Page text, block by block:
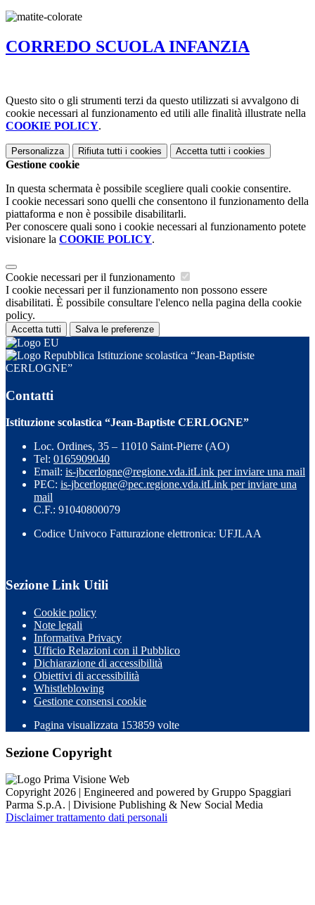
CORREDO SCUOLA INFANZIA
Questo sito o gli strumenti terzi da questo utilizzati si avvalgono di
cookie necessari al funzionamento ed utili alle finalità illustrate nella
COOKIE POLICY.
Personalizza Rifiuta tutti i cookies Accetta tutti i cookies
Gestione cookie
In questa schermata è possibile scegliere quali cookie consentire.
I cookie necessari sono quelli che consentono il funzionamento della
piattaforma e non è possibile disabilitarli.
Per conoscere quali sono i cookie necessari al funzionamento potete
visionare la COOKIE POLICY.
Cookie necessari per il funzionamento
I cookie necessari per il funzionamento non possono essere
disabilitati. È possibile consultare l'elenco nella pagina della cookie
policy.
Accetta tutti Salva le preferenze
Istituzione scolastica “Jean-Baptiste
CERLOGNE”
Contatti
Istituzione scolastica “Jean-Baptiste CERLOGNE”
Loc. Ordines, 35 – 11010 Saint-Pierre (AO)
Tel: 0165909040
Email: is-jbcerlogne@regione.vda.itLink per inviare una mail
PEC: is-jbcerlogne@pec.regione.vda.itLink per inviare una
mail
C.F.: 91040800079
Codice Univoco Fatturazione elettronica: UFJLAA
Sezione Link Utili
Cookie policy
Note legali
Informativa Privacy
Ufficio Relazioni con il Pubblico
Dichiarazione di accessibilità
Obiettivi di accessibilità
Whistleblowing
Gestione consensi cookie
Pagina visualizzata 153859 volte
Sezione Copyright
Copyright 2026 | Engineered and powered by Gruppo Spaggiari
Parma S.p.A. | Divisione Publishing & New Social Media
Disclaimer trattamento dati personali